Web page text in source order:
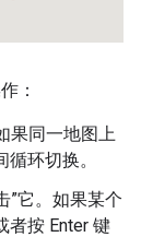
：
果同一地图上
环切换。
”它。如果某个
者按 Enter 键